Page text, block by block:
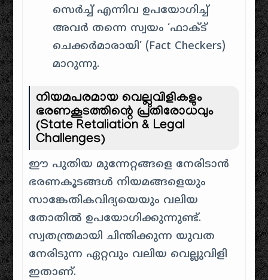
സെർച്ച് എന്നിവ ഉപയോഗിച്ച്
അവർ തന്നെ സ്വയം ‘ഫാക്ട്
ചെക്കർമാരായി’ (Fact Checkers)
മാറുന്നു.
നിയമപരമായ വെല്ലുവിളികളും
ഭരണകൂടത്തിന്റെ പ്രതിരോധവും
(State Retaliation & Legal
Challenges)
ഈ പുതിയ മുന്നേറ്റങ്ങളെ നേരിടാൻ
ഭരണകൂടങ്ങൾ നിയമങ്ങളെയും
സാങ്കേതികവിദ്യയെയും വലിയ
തോതിൽ ഉപയോഗിക്കുന്നുണ്ട്.
സ്വതന്ത്രമായി ചിന്തിക്കുന്ന യുവത
നേരിടുന്ന ഏറ്റവും വലിയ വെല്ലുവിളി
ഇതാണ്.